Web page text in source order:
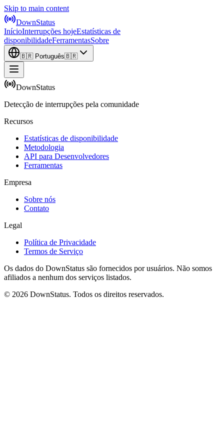
Skip to main content
DownStatus
InícioInterrupções hojeEstatísticas de
disponibilidadeFerramentasSobre
🇧🇷 Português🇧🇷
DownStatus
Detecção de interrupções pela comunidade
Recursos
Estatísticas de disponibilidade
Metodologia
API para Desenvolvedores
Ferramentas
Empresa
Sobre nós
Contato
Legal
Política de Privacidade
Termos de Serviço
Os dados do DownStatus são fornecidos por usuários. Não somos
afiliados a nenhum dos serviços listados.
© 2026 DownStatus. Todos os direitos reservados.